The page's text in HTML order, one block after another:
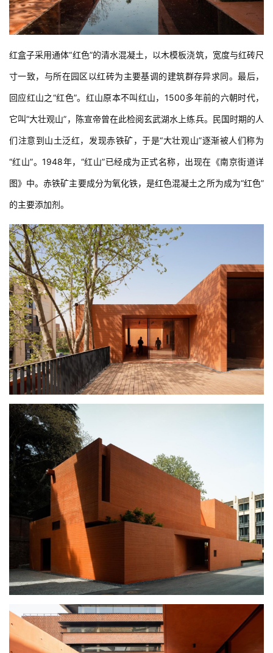
红盒子采用通体“红色”的清水混凝土，以木模板浇筑，宽度与红砖尺
寸一致，与所在园区以红砖为主要基调的建筑群存异求同。最后，
回应红山之“红色”。红山原本不叫红山，1500多年前的六朝时代，
它叫“大壮观山”，陈宣帝曾在此检阅玄武湖水上练兵。民国时期的人
们注意到山土泛红，发现赤铁矿，于是“大壮观山”逐渐被人们称为
“红山”。1948年，“红山”已经成为正式名称，出现在《南京街道详
图》中。赤铁矿主要成分为氧化铁，是红色混凝土之所为成为“红色”
的主要添加剂。